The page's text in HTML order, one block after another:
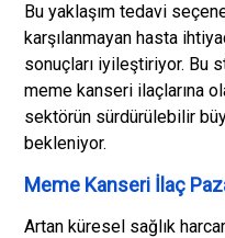
Bu yaklaşım tedavi
karşılanmayan hasta
sonuçları iyileştiriyor. Bu
meme kanseri ilaçlarına
sektörün sürdürülebilir
bekleniyor.
Meme Kanseri İlaç
Artan küresel sağlık